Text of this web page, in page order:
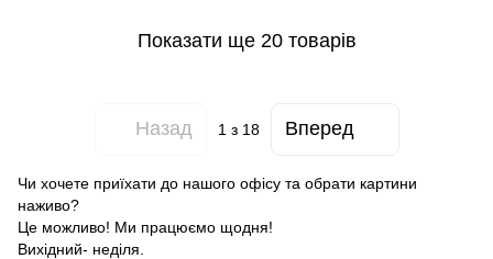
Показати ще 20 товарів
Назад 1 з 18 Вперед
Чи хочете приїхати до нашого офісу та обрати картини
наживо?
Це можливо! Ми працюємо щодня!
Вихідний- неділя.